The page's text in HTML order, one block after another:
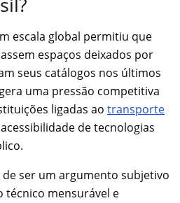
escala global permitiu que
espaços deixados por
seus catálogos nos últimos
uma pressão competitiva
ligadas ao transporte
de tecnologias
ser um argumento subjetivo
técnico mensurável e